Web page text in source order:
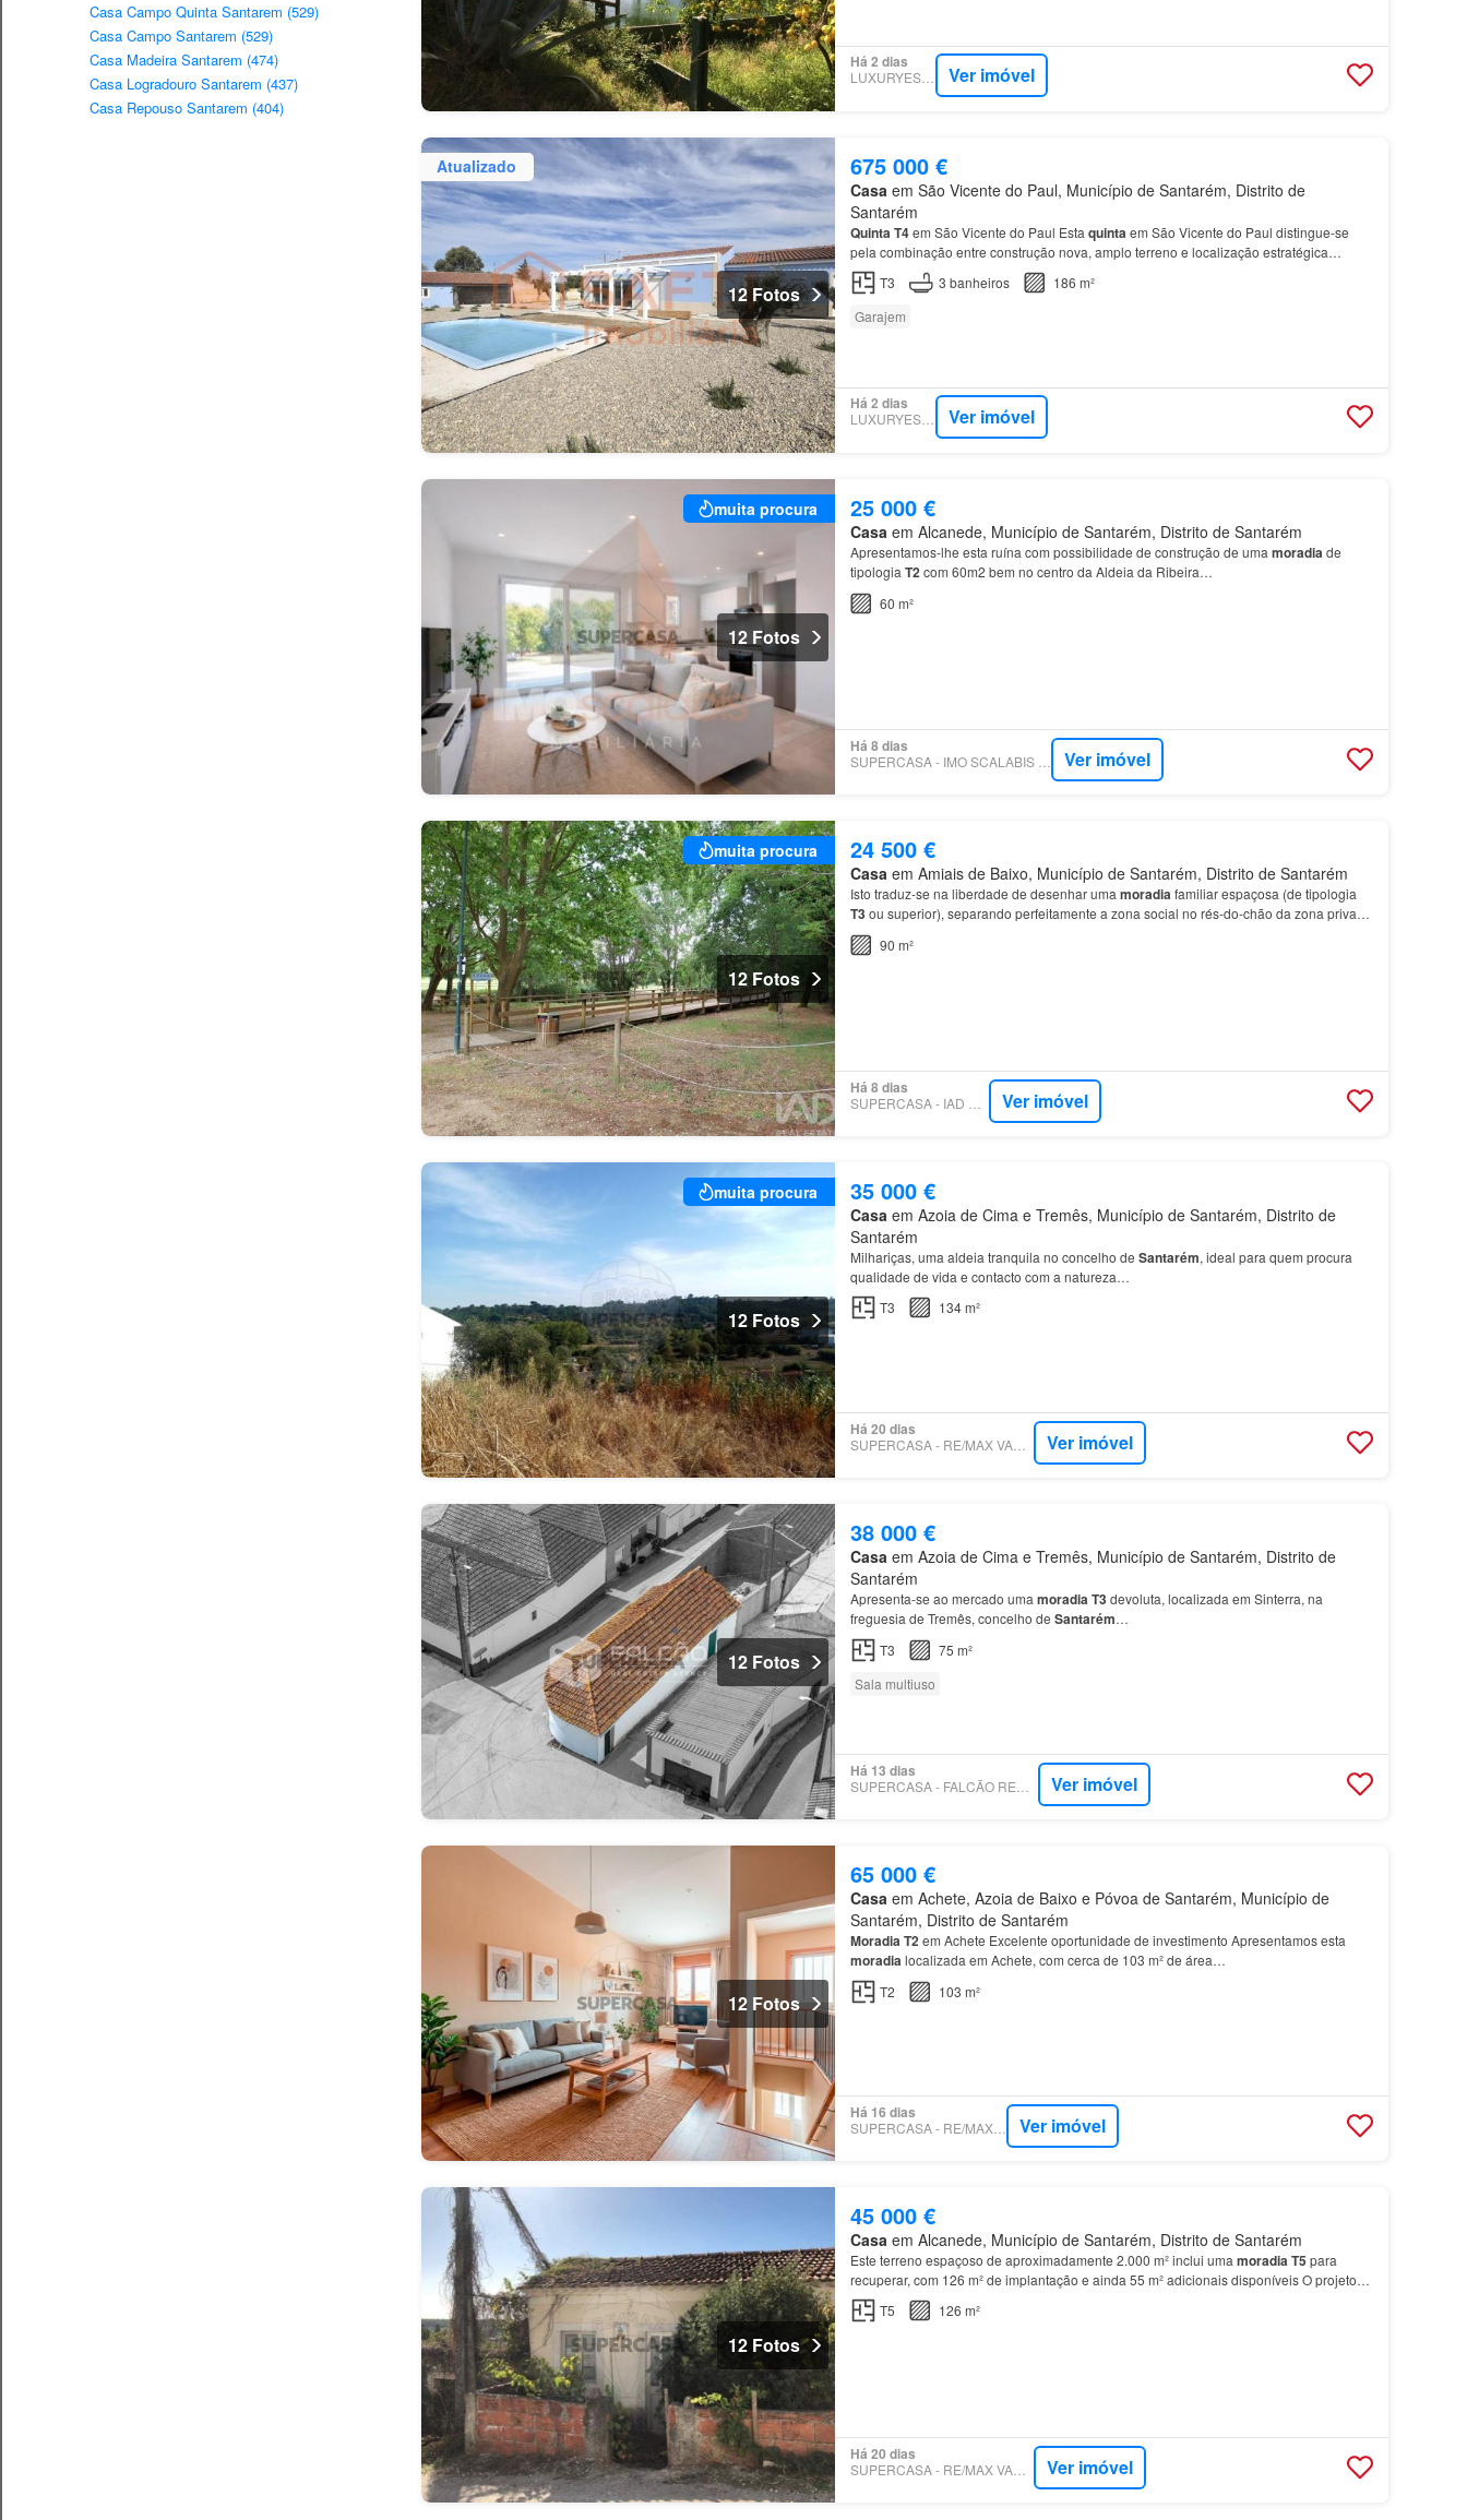
Casa Campo Quinta Santarem (529)
Casa Campo Santarem (529)
Casa Madeira Santarem (474)
Casa Logradouro Santarem (437)
Casa Repouso Santarem (404)
Há 2 dias
LUXURYESTATE Ver imóvel
Atualizado
12 Fotos
675 000 €
Casa em São Vicente do Paul, Município de Santarém, Distrito de
Santarém
QuintaT4em São Vicente do Paul Esta quintaem São Vicente do Paul distingue-se
pela combinação entre construção nova, amplo terreno e localização estratégica
Moradia Tipologia 187 m² de área bruta 159 m² de área útil 3 c…
T3 3 banheiros
186 m²
Garajem
Há 2 dias
LUXURYESTATE Ver imóvel
muita procura
12 Fotos
25 000 €
Casa em Alcanede, Município de Santarém, Distrito de Santarém
Apresentamos-lhe esta ruína com possibilidade de construção de uma moradiade
tipologia T2com 60m2 bem no centro da Aldeia da Ribeira…
60 m²
Há 8 dias
Ver imóvel
muita procura
12 Fotos
24 500 €
Casaem Amiais de Baixo, Município de Santarém, Distrito de Santarém
Isto traduz-se na liberdade de desenhar uma moradiafamiliar espaçosa (de tipologia
T3ou superior), separando perfeitamente a zona social no rés-do-chão da zona privada
dos quartos no
90 m²
Há 8 dias
Ver imóvel
muita procura
12 Fotos
35 000 €
Casaem Azoia de Cima e Tremês, Município de Santarém, Distrito de
Santarém
Milhariças, uma aldeia tranquila no concelho de Santarém, ideal para quem procura
qualidade de vida e contacto com a natureza…
T3
134 m²
Há 20 dias
SUPERCASA - RE/MAX VANTAGEM RIBATEJO Ver imóvel
12 Fotos
38 000 €
Casaem Azoia de Cima e Tremês, Município de Santarém, Distrito de
Santarém
Apresenta-se ao mercado uma moradiaT3devoluta, localizada em Sinterra, na
freguesia de Tremês, concelho de Santarém…
T3
75 m²
Sala multiuso
Há 13 dias
Ver imóvel
12 Fotos
65 000 €
Casaem Achete, Azoia de Baixo e Póvoa de Santarém, Município de
Santarém, Distrito de Santarém
MoradiaT2em Achete Excelente oportunidade de investimento Apresentamos esta
moradialocalizada em Achete, com cerca de 103 m² de área…
T2
103 m²
Há 16 dias
SUPERCASA - RE/MAX NEW CYCLE Ver imóvel
12 Fotos
45 000 €
Casaem Alcanede, Município de Santarém, Distrito de Santarém
Este terreno espaçoso de aproximadamente 2.000 m² inclui uma moradiaT5 para
recuperar, com 126 m² de implantação e ainda 55 m² adicionais disponíveis O projeto
contempla uma
T5 126 m²
Há 20 dias
SUPERCASA - RE/MAX VANTAGEM RIBATEJO Ver imóvel